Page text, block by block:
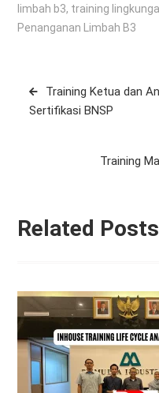
limbah b3, training
Penanganan Limbah B3
Post
navigation
Training Ketua dan
Sertifikasi BNSP
Training
Related Posts